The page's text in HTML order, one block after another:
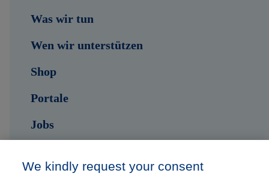
Was wir tun
Wen wir unterstützen
Shop
Portale
Jobs
We kindly request your consent